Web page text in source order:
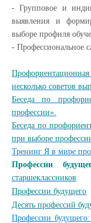
- Групповое и
выявления и
выборе профиля
- Профессиональное
несколько советов
Беседа по
профессии».
Беседа по
при выборе
Тренинг Я в мире
Профессии
старшеклассников
Профессии будущего
Десять профессий
Профессии будущего: